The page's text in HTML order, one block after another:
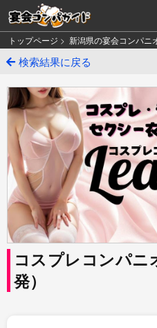
トップページ > 新潟県の宴会コンパニ
検索結果に戻る
コスプレコンパニ
発）